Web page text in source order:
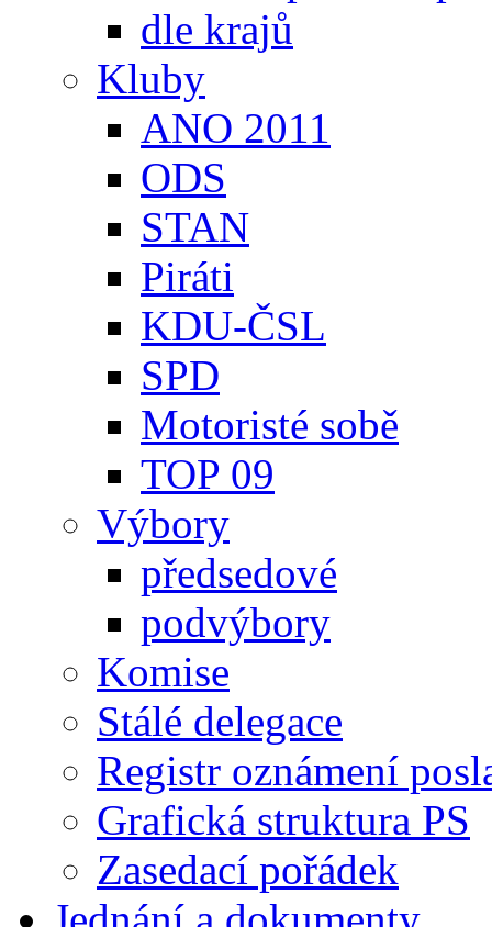
dle krajů
Kluby
ANO 2011
ODS
STAN
Piráti
KDU-ČSL
SPD
Motoristé sobě
TOP 09
Výbory
předsedové
podvýbory
Komise
Stálé delegace
Registr oznámení
Grafická struktura PS
Zasedací pořádek